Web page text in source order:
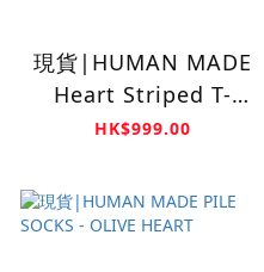
現貨|HUMAN MADE
Heart Striped T-
Shirt
HK$999.00